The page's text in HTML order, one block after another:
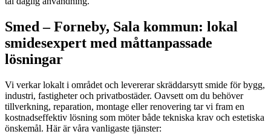
Smed – Forneby, Sala kommun: lokal
smidesexpert med måttanpassade
lösningar
Vi verkar lokalt i området och levererar skräddarsytt smide för bygg,
industri, fastigheter och privatbostäder. Oavsett om du behöver
tillverkning, reparation, montage eller renovering tar vi fram en
kostnadseffektiv lösning som möter både tekniska krav och estetiska
önskemål. Här är våra vanligaste tjänster: